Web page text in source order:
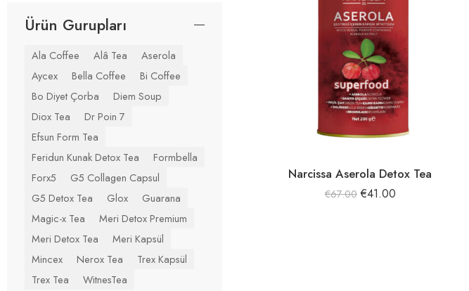
Narcissa Aserola Detox Tea
€67.00 €41.00
Ürün Gurupları
Ala Coffee Alâ Tea
Aserola
Aycex
Bella Coffee
Bi Coffee
Bo Diyet Çorba
Diem Soup
Diox Tea
Dr Poin 7
Efsun Form Tea
Feridun Kunak Detox Tea
Formbella
Forx5
G5 Collagen Capsul
G5 Detox Tea
Glox
Guarana
Magic-x Tea
Meri Detox Premium
Meri Detox Tea
Meri Kapsül
Mincex
Nerox Tea
Trex Kapsül
Trex Tea
WitnesTea